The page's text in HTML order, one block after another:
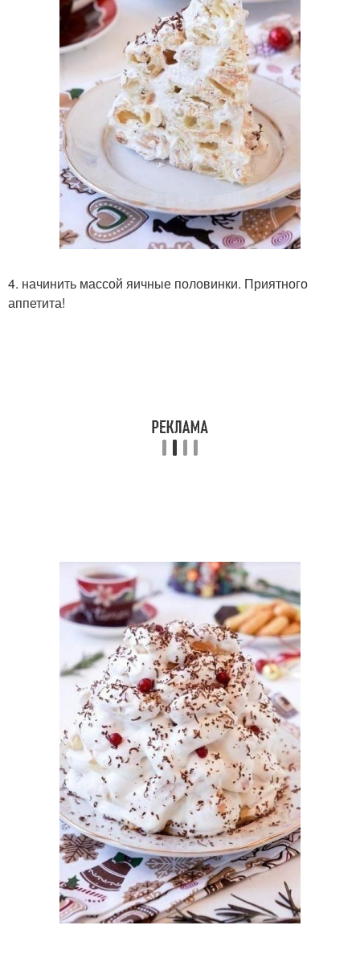
4. начинить массой яичные половинки. Приятного
аппетита!